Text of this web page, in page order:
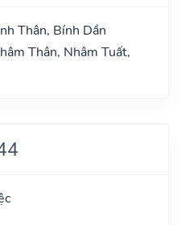
Thân, Bính Dần
Thân, Nhâm Tuất,